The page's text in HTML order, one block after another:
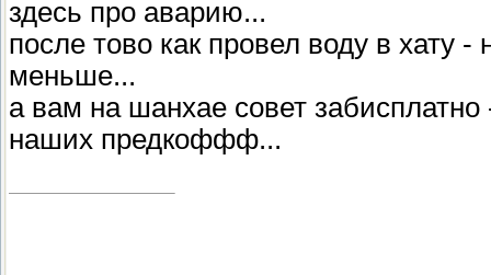
здесь про аварию...
после тово как провел воду в хату
меньше...
а вам на шанхае совет
наших предкоффф...